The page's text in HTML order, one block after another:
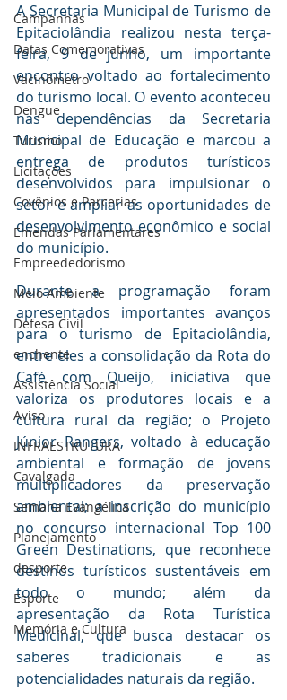
Campanhas
Datas Comemorativas
Vacinômetro
Dengue
Turismo
Licitações
Covênios e Parcerias
Emendas Parlamentares
Empreededorismo
Meio Ambiente
Defesa Civil
enchente
Assistência Social
Aviso
INFRAESTRUTURA
Cavalgada
Semana Evangélica
Planejamento
desporte
Esporte
Memória e Cultura
A Secretaria Municipal de Turismo de
Epitaciolândia realizou nesta terça-
feira, 9 de junho, um importante
encontro voltado ao fortalecimento
do turismo local. O evento aconteceu
nas dependências da Secretaria
Municipal de Educação e marcou a
entrega de produtos turísticos
desenvolvidos para impulsionar o
setor e ampliar as oportunidades de
desenvolvimento econômico e social
do município.
Durante a programação foram
apresentados importantes avanços
para o turismo de Epitaciolândia,
entre eles a consolidação da Rota do
Café com Queijo, iniciativa que
valoriza os produtores locais e a
cultura rural da região; o Projeto
Júnior Rangers, voltado à educação
ambiental e formação de jovens
multiplicadores da preservação
ambiental; a inscrição do município
no concurso internacional Top 100
Green Destinations, que reconhece
destinos turísticos sustentáveis em
todo o mundo; além da
apresentação da Rota Turística
Medicinal, que busca destacar os
saberes tradicionais e as
potencialidades naturais da região.